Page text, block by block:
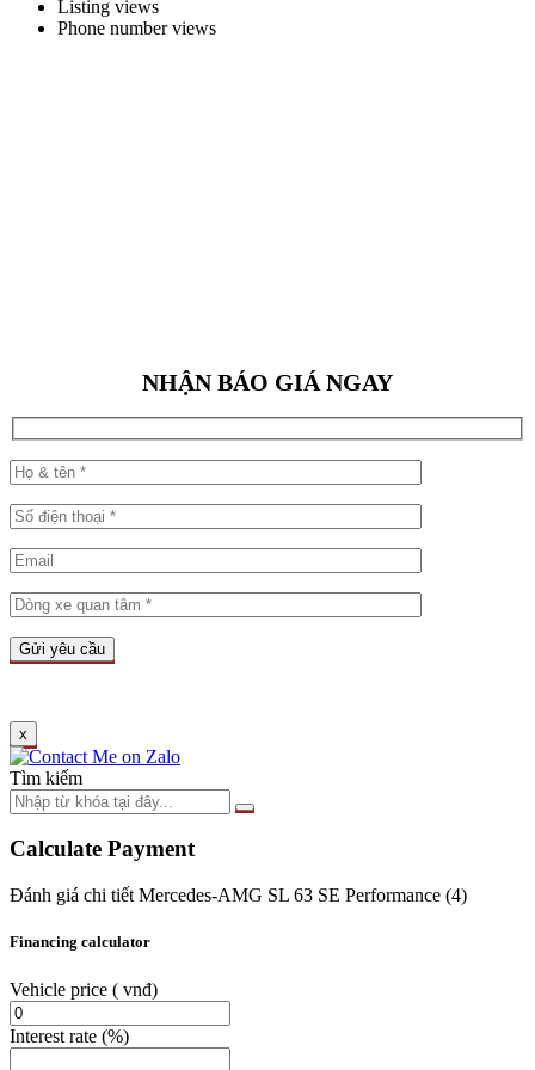
Listing views
Phone number views
NHẬN BÁO GIÁ NGAY
x
Tìm kiếm
Calculate Payment
Đánh giá chi tiết Mercedes-AMG SL 63 SE Performance (4)
Financing calculator
Vehicle price ( vnđ)
Interest rate (%)